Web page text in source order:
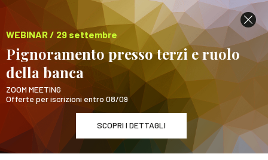
WEBINAR / 29 settembre
Pignoramento presso terzi e ruolo
della banca
ZOOM MEETING
Offerte per iscrizioni entro 08/09
SCOPRI I DETTAGLI